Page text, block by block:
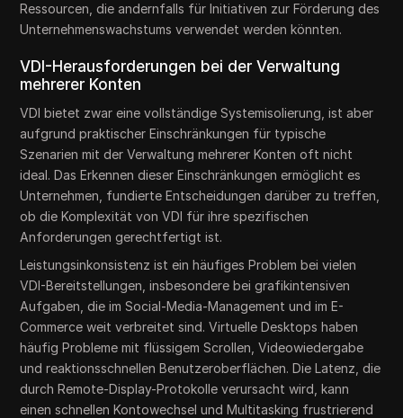
Ressourcen, die andernfalls für Initiativen zur Förderung des
Unternehmenswachstums verwendet werden könnten.
VDI-Herausforderungen bei der Verwaltung
mehrerer Konten
VDI bietet zwar eine vollständige Systemisolierung, ist aber
aufgrund praktischer Einschränkungen für typische
Szenarien mit der Verwaltung mehrerer Konten oft nicht
ideal. Das Erkennen dieser Einschränkungen ermöglicht es
Unternehmen, fundierte Entscheidungen darüber zu treffen,
ob die Komplexität von VDI für ihre spezifischen
Anforderungen gerechtfertigt ist.
Leistungsinkonsistenz ist ein häufiges Problem bei vielen
VDI-Bereitstellungen, insbesondere bei grafikintensiven
Aufgaben, die im Social-Media-Management und im E-
Commerce weit verbreitet sind. Virtuelle Desktops haben
häufig Probleme mit flüssigem Scrollen, Videowiedergabe
und reaktionsschnellen Benutzeroberflächen. Die Latenz, die
durch Remote-Display-Protokolle verursacht wird, kann
einen schnellen Kontowechsel und Multitasking frustrierend